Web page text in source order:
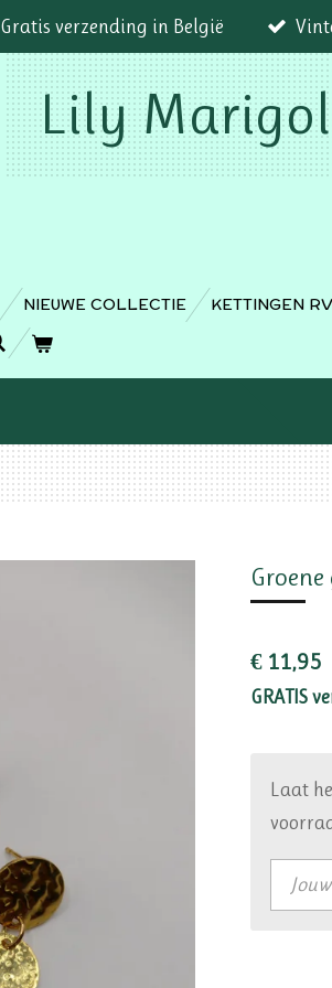
Gratis verzending in België
Lily
NIEUWE COLLECTIE KETTINGEN
€ 11,95
GRATIS
Laat